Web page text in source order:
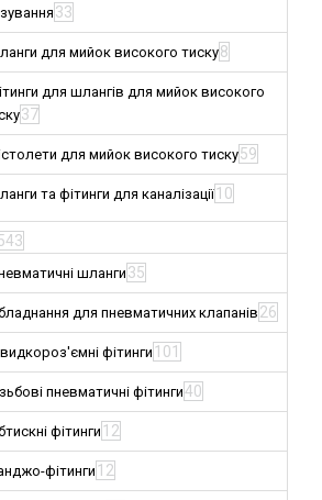
33
для мийок високого тиску8
для шлангів для мийок високого
37
для мийок високого тиску59
та фітинги для каналізації 10
шланги 35
для пневматичних клапанів 26
фітинги 101
пневматичні фітинги40
фітинги 12
фітинги 12